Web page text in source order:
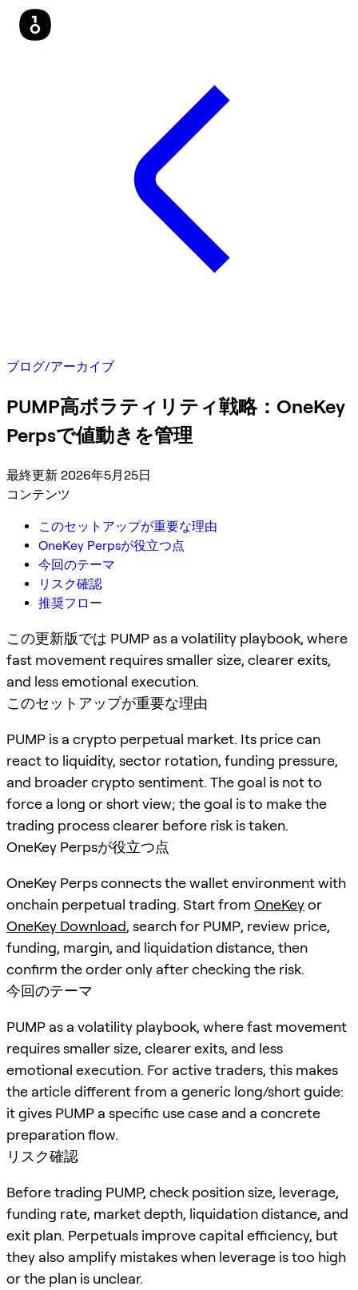
ブログ/アーカイブ
PUMP高ボラティリティ戦略：OneKey
Perpsで値動きを管理
最終更新 2026年5月25日
コンテンツ
このセットアップが重要な理由
OneKey Perpsが役立つ点
今回のテーマ
リスク確認
推奨フロー
この更新版では PUMP as a volatility playbook, where
fast movement requires smaller size, clearer exits,
and less emotional execution.
このセットアップが重要な理由
PUMP is a crypto perpetual market. Its price can
react to liquidity, sector rotation, funding pressure,
and broader crypto sentiment. The goal is not to
force a long or short view; the goal is to make the
trading process clearer before risk is taken.
OneKey Perpsが役立つ点
OneKey Perps connects the wallet environment with
onchain perpetual trading. Start from OneKeyor
OneKey Download, search for PUMP, review price,
funding, margin, and liquidation distance, then
confirm the order only after checking the risk.
今回のテーマ
PUMP as a volatility playbook, where fast movement
requires smaller size, clearer exits, and less
emotional execution. For active traders, this makes
the article different from a generic long/short guide:
it gives PUMP a specific use case and a concrete
preparation flow.
リスク確認
Before trading PUMP, check position size, leverage,
funding rate, market depth, liquidation distance, and
exit plan. Perpetuals improve capital efficiency, but
they also amplify mistakes when leverage is too high
or the plan is unclear.